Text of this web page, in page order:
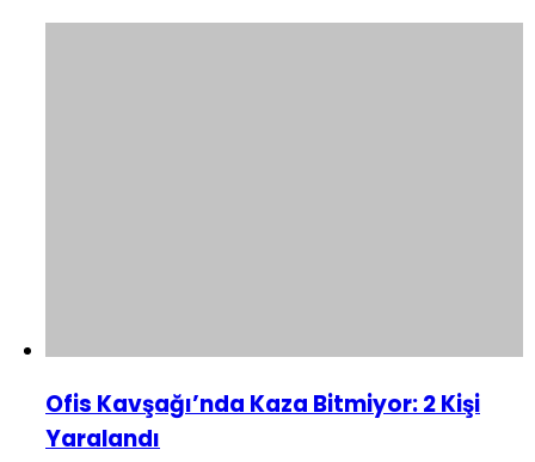
Ofis Kavşağı’nda Kaza Bitmiyor: 2 Kişi
Yaralandı